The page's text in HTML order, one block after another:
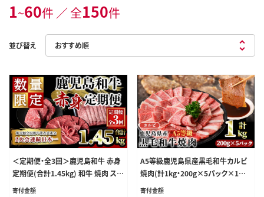
1~60件 ／ 全150件
並び替え
＜定期便・全3回＞鹿児島和牛 赤身
定期便(合計1.45kg) 和牛 焼肉 ステ
ーキ【居食肉】T66
寄付金額
A5等級鹿児島県産黒毛和牛カルビ
焼肉(計1kg・200g×5パック×1回)
カルビ焼肉黒毛和牛【LRプラスK】A4
寄付金額